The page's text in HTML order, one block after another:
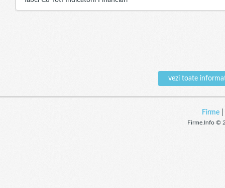
vezi toate
Firme|
Firme.Info ©